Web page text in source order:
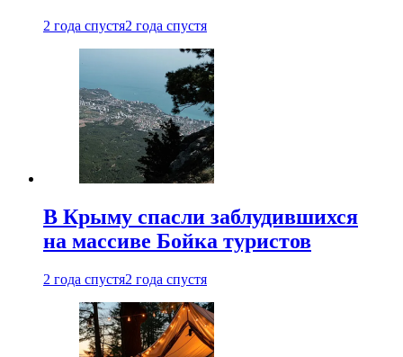
2 года спустя2 года спустя
В Крыму спасли заблудившихся
на массиве Бойка туристов
2 года спустя2 года спустя